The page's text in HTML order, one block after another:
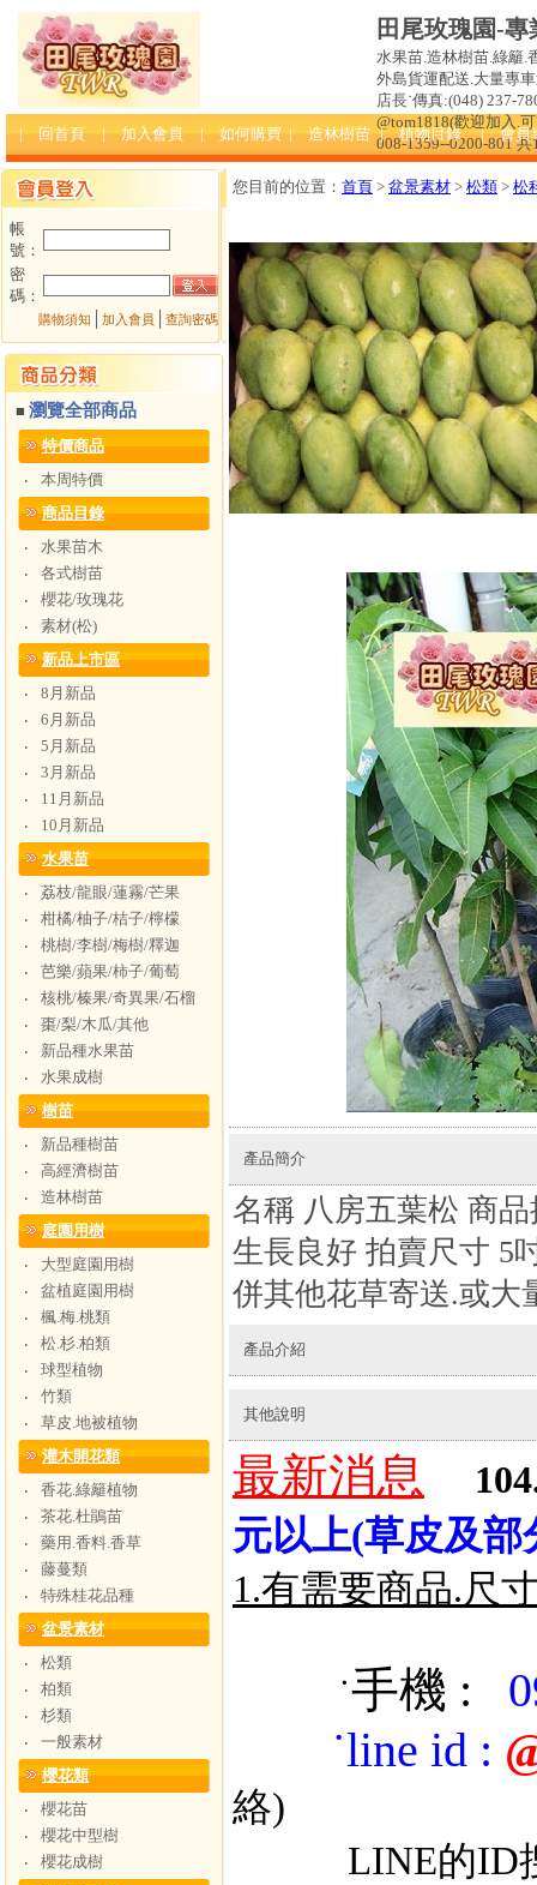
田尾玫瑰園-
水果苗.造林樹苗.綠籬.
外島貨運配送.大量專
店長˙傳真:(048) 237-
@tom1818(歡迎加入.
008-1359--0200-801 共
| 回首頁 | 加入會員 | 如何購買 | 造林樹苗 | 植物目錄 | 會員
帳
號：
密
碼：
購物須知 加入會員 查詢密碼
■瀏覽全部商品
特價商品
‧
本周特價
商品目錄
‧
水果苗木
‧
各式樹苗
‧
櫻花/玫瑰花
‧
素材(松)
新品上市區
‧
8月新品
‧
6月新品
‧
5月新品
‧
3月新品
‧
11月新品
‧
10月新品
水果苗
‧
荔枝/龍眼/蓮霧/芒果
‧
柑橘/柚子/桔子/檸檬
‧
桃樹/李樹/梅樹/釋迦
‧
芭樂/蘋果/柿子/葡萄
‧
核桃/榛果/奇異果/石榴
‧
棗/梨/木瓜/其他
‧
新品種水果苗
‧
水果成樹
樹苗
‧
新品種樹苗
‧
高經濟樹苗
‧
造林樹苗
庭園用樹
‧
大型庭園用樹
‧
盆植庭園用樹
‧
楓.梅.桃類
‧
松.杉.柏類
‧
球型植物
‧
竹類
‧
草皮.地被植物
灌木開花類
‧
香花.綠籬植物
‧
茶花.杜鵑苗
‧
藥用.香料.香草
‧
藤蔓類
‧
特殊桂花品種
盆景素材
‧
松類
‧
柏類
‧
杉類
‧
一般素材
櫻花類
‧
櫻花苗
‧
櫻花中型樹
‧
櫻花成樹
您目前的位置： 首頁 > 盆景素材 > 松類 > 松
產品簡介
名稱 八房五葉松 商
生長良好 拍賣尺寸 5
併其他花草寄送.或大
產品介紹
其他說明
最新消息
元以上(草皮及
1.有需要商品.尺
˙手機 :
˙line id :
絡)
LINE的ID搜